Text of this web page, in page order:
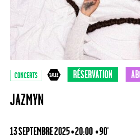
CONCERTS RÉSERVATION
JAZMYN
13 SEPTEMBRE 2025 • 20:00 • 90'